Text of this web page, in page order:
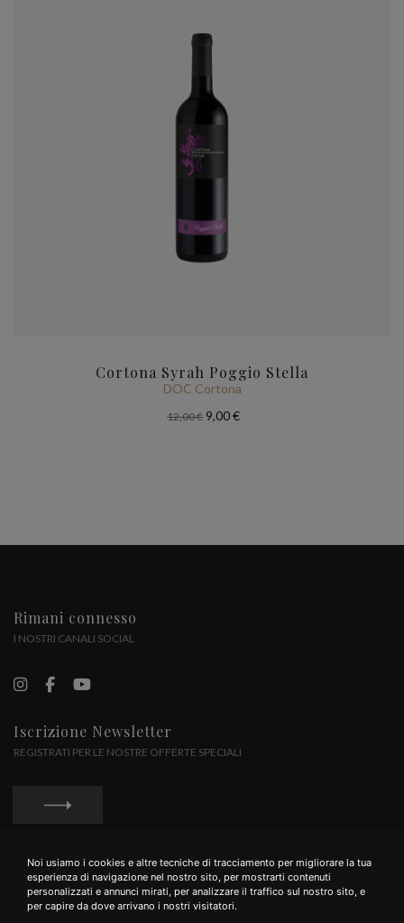
Noi usiamo i cookies e altre tecniche di tracciamento per migliorare la tua
esperienza di navigazione nel nostro sito, per mostrarti contenuti
personalizzati e annunci mirati, per analizzare il traffico sul nostro sito, e
per capire da dove arrivano i nostri visitatori.
Cortona Syrah Poggio Stella
DOC Cortona
12,00 € 9,00 €
Rimani connesso
I NOSTRI CANALI SOCIAL
Iscrizione Newsletter
REGISTRATI PER LE NOSTRE OFFERTE SPECIALI
Privacy Policy Cookie Policy Termini e Condizioni